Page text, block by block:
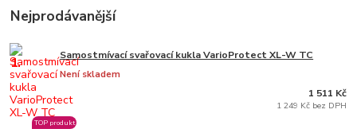
Nejprodávanější
1. Samostmívací svařovací kukla VarioProtect XL-W TC
Není skladem
TOP produkt
1 511 Kč
1 249 Kč bez DPH